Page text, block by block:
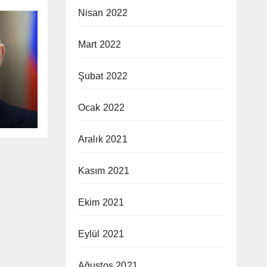
Nisan 2022
Mart 2022
Şubat 2022
Ocak 2022
Aralık 2021
Kasım 2021
Ekim 2021
Eylül 2021